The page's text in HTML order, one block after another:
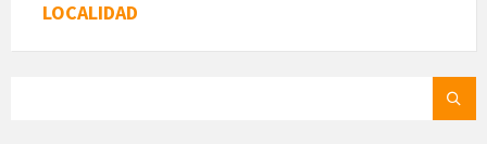
LOCALIDAD